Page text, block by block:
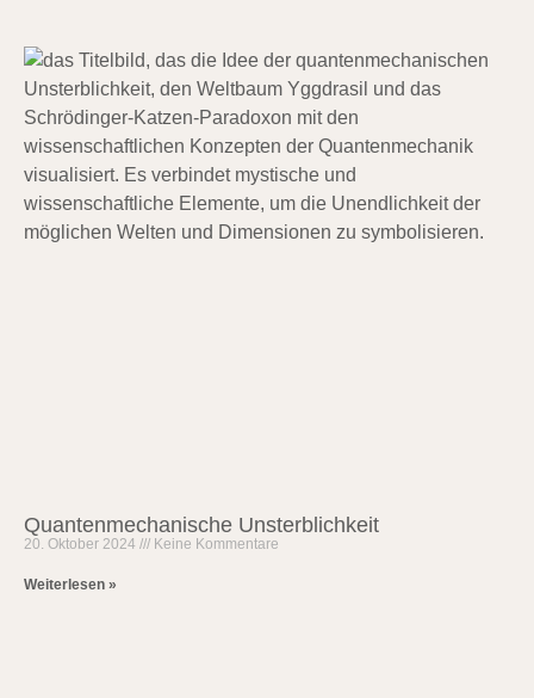
Quantenmechanische Unsterblichkeit
20. Oktober 2024 Keine Kommentare
Weiterlesen »